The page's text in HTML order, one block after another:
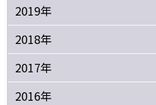
2019年
2018年
2017年
2016年